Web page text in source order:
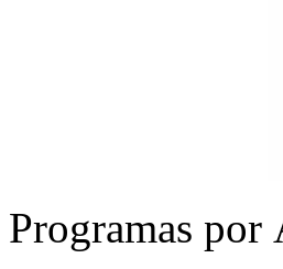
Programas por